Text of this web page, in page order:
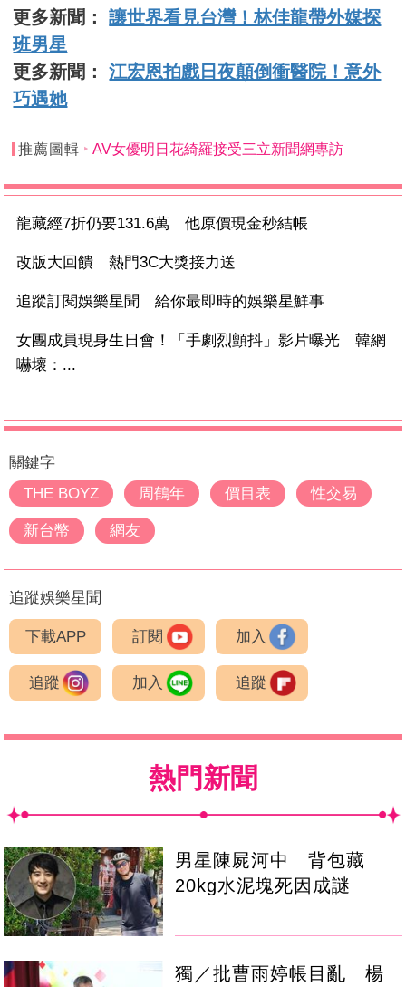
更多新聞：讓世界看見台灣！林佳龍帶外媒探
班男星
更多新聞：江宏恩拍戲日夜顛倒衝醫院！意外
巧遇她
推薦圖輯 AV女優明日花綺羅接受三立新聞網專訪
龍藏經7折仍要131.6萬 他原價現金秒結帳
改版大回饋 熱門3C大獎接力送
追蹤訂閱娛樂星聞 給你最即時的娛樂星鮮事
女團成員現身生日會！「手劇烈顫抖」影片曝光 韓網
嚇壞：...
關鍵字
THE BOYZ
周鶴年 價目表 性交易
新台幣 網友
追蹤娛樂星聞
下載APP 訂閱 加入
追蹤 加入 追蹤
熱門新聞
男星陳屍河中 背包藏
20kg水泥塊死因成謎
獨／批曹雨婷帳目亂 楊